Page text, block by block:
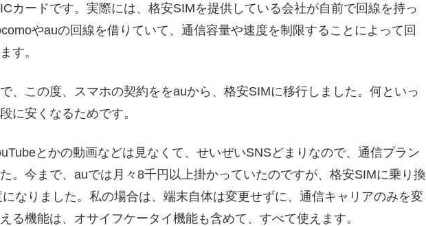
カードです。実際には、格安SIMを提供している会社が自前で回線を持っ
やauの回線を借りていて、通信容量や速度を制限することによって回
す。
、この度、スマホの契約ををauから、格安SIMに移行しました。何といっ
に安くなるためです。
とかの動画などは見なくて、せいぜいSNSどまりなので、通信プラン
。今まで、auでは月々8千円以上掛かっていたのですが、格安SIMに乗り換
なりました。私の場合は、端末自体は変更せずに、通信キャリアのみを変
る機能は、オサイフケータイ機能も含めて、すべて使えます。